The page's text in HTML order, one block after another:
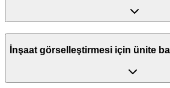
İnşaat görselleştirmesi için ünite